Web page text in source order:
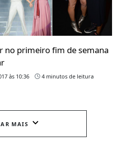
no primeiro fim de semana
às 10:36 4 minutos de leitura
MAIS